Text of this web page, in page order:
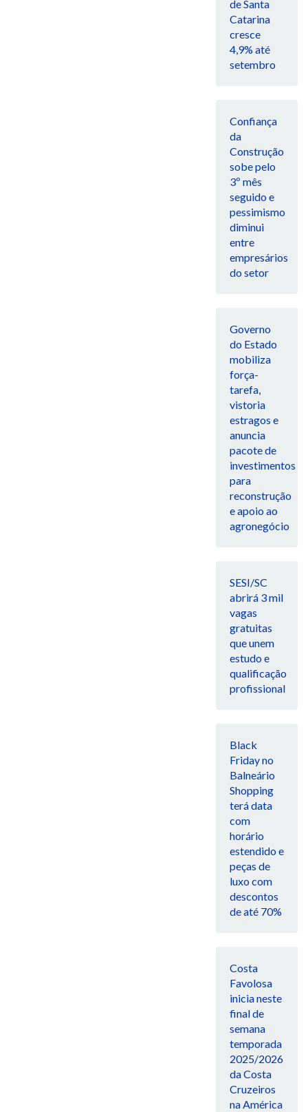
de Santa
Catarina
cresce
4,9% até
setembro
Confiança
da
Construção
sobe pelo
3º mês
seguido e
pessimismo
diminui
entre
empresários
do setor
Governo
do Estado
mobiliza
força-
tarefa,
vistoria
estragos e
anuncia
pacote de
investimentos
para
reconstrução
e apoio ao
agronegócio
SESI/SC
abrirá 3 mil
vagas
gratuitas
que unem
estudo e
qualificação
profissional
Black
Friday no
Balneário
Shopping
terá data
com
horário
estendido e
peças de
luxo com
descontos
de até 70%
Costa
Favolosa
inicia neste
final de
semana
temporada
2025/2026
da Costa
Cruzeiros
na América